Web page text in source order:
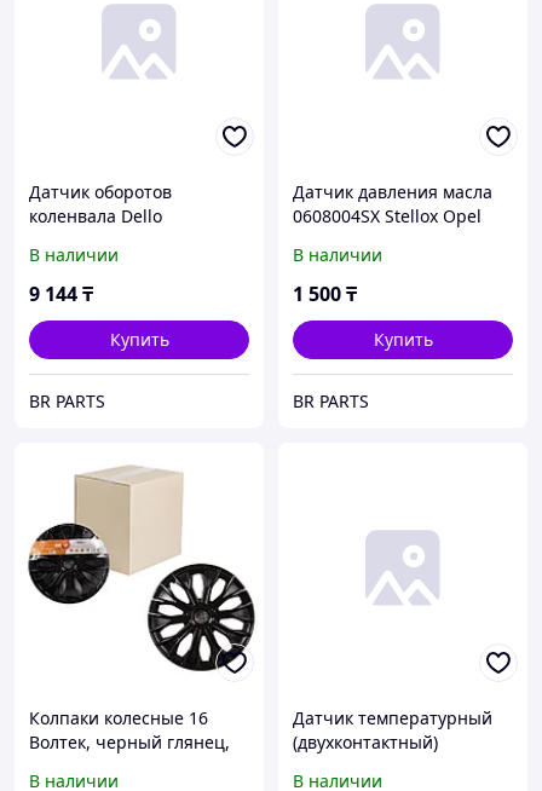
Датчик оборотов
коленвала Dello
Omega-B 2.2XE
В наличии
9 144₸
Купить
BR PARTS
Датчик давления масла
0608004SX Stellox Opel
Omega A B Vectra
В наличии
1 500₸
Купить
BR PARTS
Колпаки колесные 16
Волтек, черный глянец,
В наличии
Датчик температурный
(двухконтактный)
В наличии